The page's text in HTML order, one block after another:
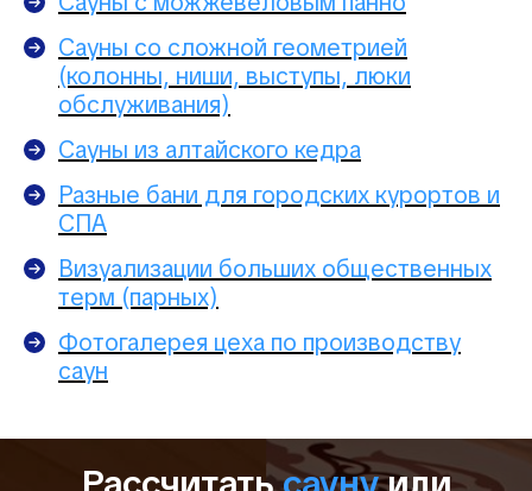
Сауны со сложной геометрией
(колонны, ниши, выступы, люки
обслуживания)
Сауны из алтайского кедра
Разные бани для городских курортов и
СПА
Визуализации больших общественных
терм (парных)
Фотогалерея цеха по производству
саун